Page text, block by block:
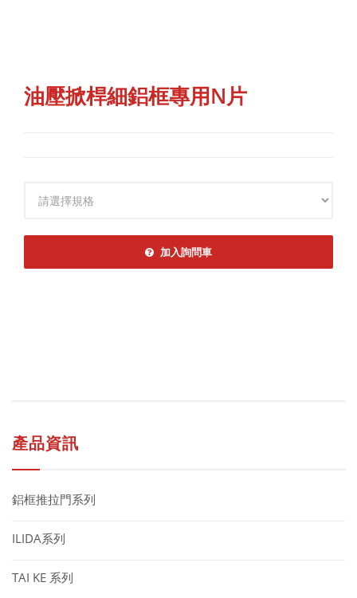
產品資訊
鋁框推拉門系列
ILIDA系列
TAI KE 系列
油壓掀桿細鋁框專用N片
加入詢問車